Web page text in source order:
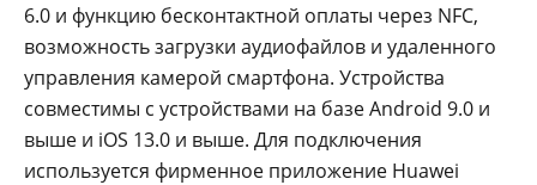
6.0 и функцию бесконтактной оплаты через NFC,
возможность загрузки аудиофайлов и удаленного
управления камерой смартфона. Устройства
совместимы с устройствами на базе Android 9.0 и
выше и iOS 13.0 и выше. Для подключения
используется фирменное приложение Huawei